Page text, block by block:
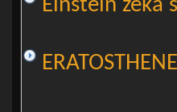
Einstein zeka